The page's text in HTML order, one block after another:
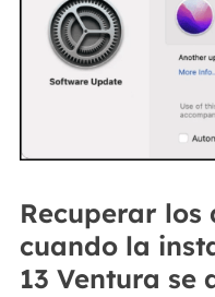
Recuperar los
cuando la
13 Ventura